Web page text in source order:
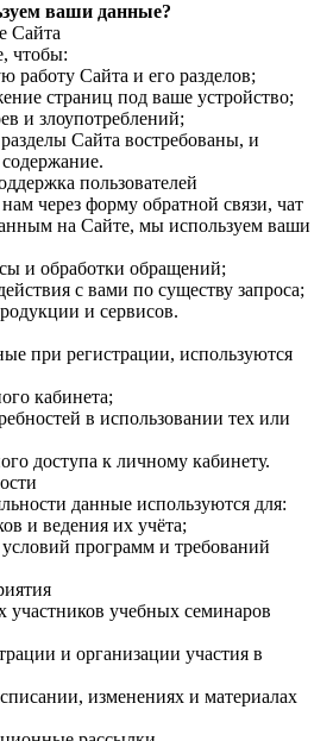
ваши данные?
Сайта
чтобы:
работу Сайта и его разделов;
страниц под ваше устройство;
и злоупотреблений;
Сайта востребованы, и
пользователей
через форму обратной связи, чат
на Сайте, мы используем ваши
и обработки обращений;
с вами по существу запроса;
и сервисов.
при регистрации, используются
кабинета;
в использовании тех или
доступа к личному кабинету.
данные используются для:
и ведения их учёта;
программ и требований
учебных семинаров
и организации участия в
изменениях и материалах